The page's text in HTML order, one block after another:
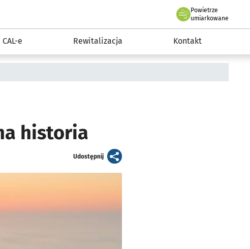
Powietrze
we Wrocławiu
umiarkowane
CAL-e Rewitalizacja Kontakt
historia
Udostępnijartykuł